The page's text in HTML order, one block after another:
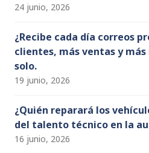
24 junio, 2026
¿Recibe cada día correos
clientes, más ventas y
solo.
19 junio, 2026
¿Quién reparará los
del talento técnico en la
16 junio, 2026